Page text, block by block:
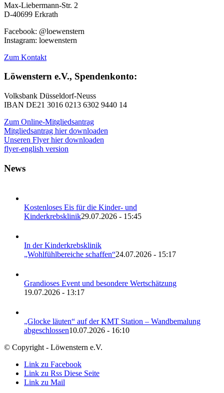
Max-Liebermann-Str. 2
D-40699 Erkrath
Facebook: @loewenstern
Instagram: loewenstern
Zum Kontakt
Löwenstern e.V., Spendenkonto:
Volksbank Düsseldorf-Neuss
IBAN DE21 3016 0213 6302 9440 14
Zum Online-Mitgliedsantrag
Mitgliedsantrag hier downloaden
Unseren Flyer hier downloaden
flyer-english version
News
Kostenloses Eis für die Kinder- und
Kinderkrebsklinik29.07.2026 - 15:45
In der Kinderkrebsklinik
„Wohlfühlbereiche schaffen“24.07.2026 - 15:17
Grandioses Event und besondere Wertschätzung
19.07.2026 - 13:17
„Glocke läuten“ auf der KMT Station – Wandbemalung
abgeschlossen10.07.2026 - 16:10
© Copyright - Löwenstern e.V.
Link zu Facebook
Link zu Rss Diese Seite
Link zu Mail